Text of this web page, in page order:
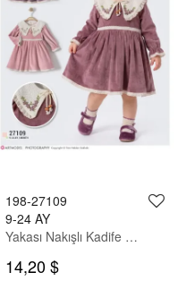
198-27109
9-24 AY
Yakası Nakışlı Kadife Elbise
14,20 $